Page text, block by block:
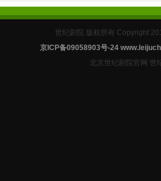
世纪剧院 版权所有 Copyright
京ICP备09058903号-24
北京世纪剧院官网 世